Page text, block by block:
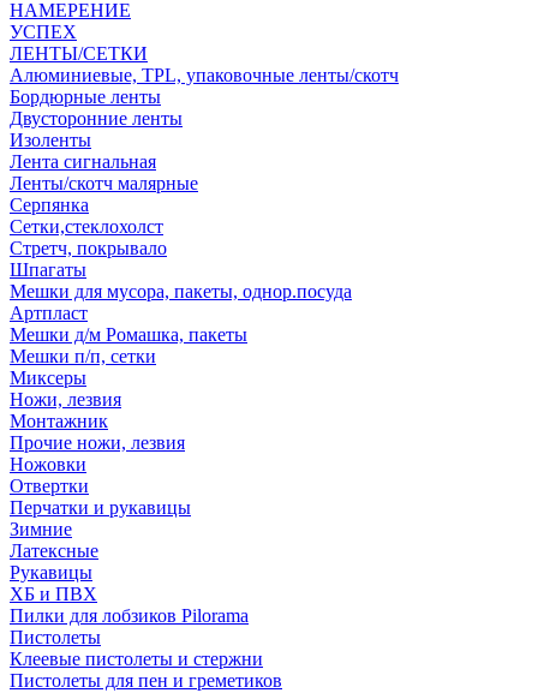
НАМЕРЕНИЕ
УСПЕХ
ЛЕНТЫ/СЕТКИ
Алюминиевые, TPL, упаковочные ленты/скотч
Бордюрные ленты
Двусторонние ленты
Изоленты
Лента сигнальная
Ленты/скотч малярные
Серпянка
Сетки,стеклохолст
Стретч, покрывало
Шпагаты
Мешки для мусора, пакеты, однор.посуда
Артпласт
Мешки д/м Ромашка, пакеты
Мешки п/п, сетки
Миксеры
Ножи, лезвия
Монтажник
Прочие ножи, лезвия
Ножовки
Отвертки
Перчатки и рукавицы
Зимние
Латексные
Рукавицы
ХБ и ПВХ
Пилки для лобзиков Pilorama
Пистолеты
Клеевые пистолеты и стержни
Пистолеты для пен и греметиков